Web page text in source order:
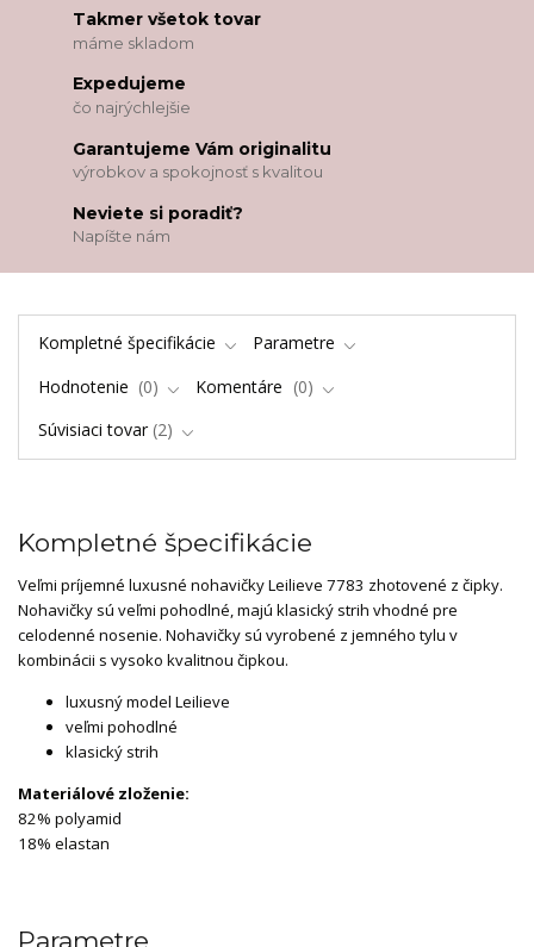
Takmer všetok tovar
máme skladom
Expedujeme
čo najrýchlejšie
Garantujeme Vám originalitu
výrobkov a spokojnosť s kvalitou
Neviete si poradiť?
Napíšte nám
Kompletné špecifikácie
Parametre
Hodnotenie
0 Komentáre
0
Súvisiaci tovar 2
Kompletné špecifikácie
Veľmi príjemné luxusné nohavičky Leilieve 7783 zhotovené z čipky.
Nohavičky sú veľmi pohodlné, majú klasický strih vhodné pre
celodenné nosenie. Nohavičky sú vyrobené z jemného tylu v
kombinácii s vysoko kvalitnou čipkou.
luxusný model Leilieve
veľmi pohodlné
klasický strih
Materiálové zloženie:
82% polyamid
18% elastan
Parametre